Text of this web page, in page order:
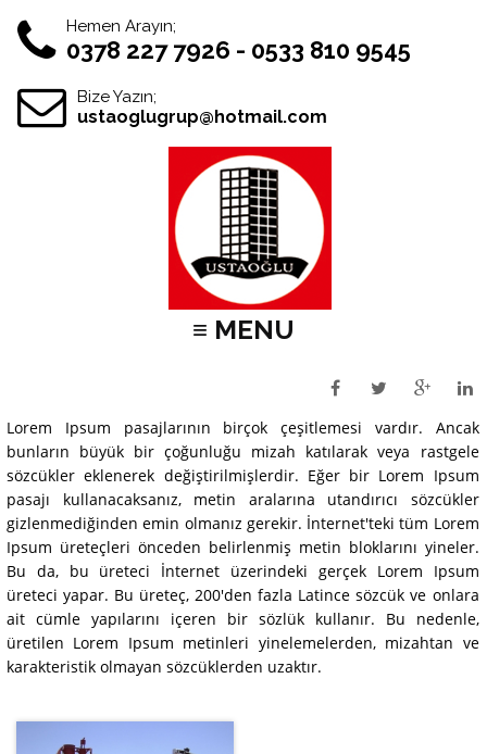
Hemen Arayın;
0378 227 7926 - 0533 810 9545
Bize Yazın;
ustaoglugrup@hotmail.com
≡ MENU
Lorem Ipsum pasajlarının birçok çeşitlemesi vardır. Ancak
bunların büyük bir çoğunluğu mizah katılarak veya rastgele
sözcükler eklenerek değiştirilmişlerdir. Eğer bir Lorem Ipsum
pasajı kullanacaksanız, metin aralarına utandırıcı sözcükler
gizlenmediğinden emin olmanız gerekir. İnternet'teki tüm Lorem
Ipsum üreteçleri önceden belirlenmiş metin bloklarını yineler.
Bu da, bu üreteci İnternet üzerindeki gerçek Lorem Ipsum
üreteci yapar. Bu üreteç, 200'den fazla Latince sözcük ve onlara
ait cümle yapılarını içeren bir sözlük kullanır. Bu nedenle,
üretilen Lorem Ipsum metinleri yinelemelerden, mizahtan ve
karakteristik olmayan sözcüklerden uzaktır.